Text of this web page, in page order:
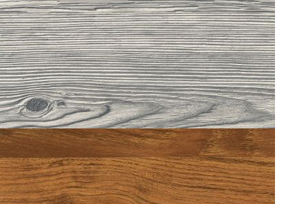
TEAK 0009